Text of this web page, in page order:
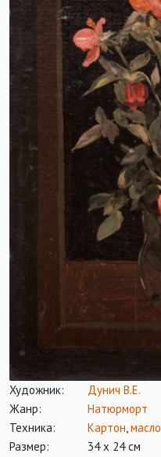
Художник:
Дунич В.Е.
Жанр:
Натюрморт
Техника:
Картон,масло
Размер:
34 х 24 см